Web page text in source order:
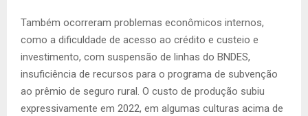
Também ocorreram problemas econômicos internos,
como a dificuldade de acesso ao crédito e custeio e
investimento, com suspensão de linhas do BNDES,
insuficiência de recursos para o programa de subvenção
ao prêmio de seguro rural. O custo de produção subiu
expressivamente em 2022, em algumas culturas acima de